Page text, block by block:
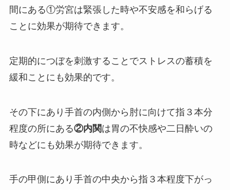
間にある①労宮は緊張した時や不安感を和らげる
ことに効果が期待できます。
定期的につぼを刺激することでストレスの蓄積を
緩和ことにも効果的です。
その下にあり手首の内側から肘に向けて指３本分
程度の所にある②内関は胃の不快感や二日酔いの
時などにも効果が期待できます。
手の甲側にあり手首の中央から指３本程度下がっ